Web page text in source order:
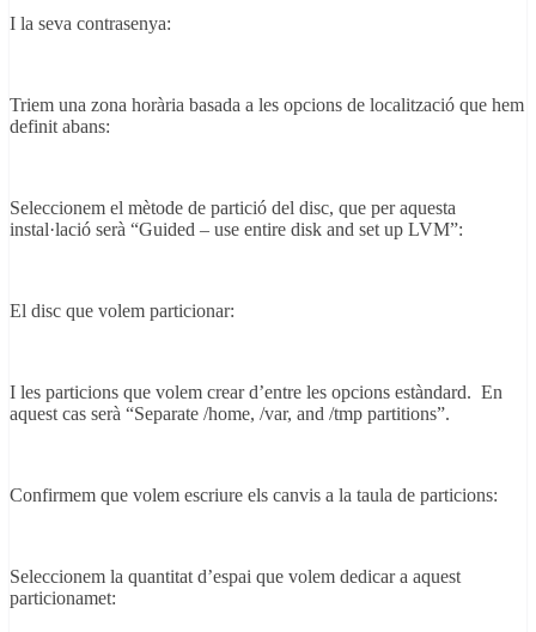
I la seva contrasenya:
Triem una zona horària basada a les opcions de localització que hem
definit abans:
Seleccionem el mètode de partició del disc, que per aquesta
instal·lació serà “Guided – use entire disk and set up LVM”:
El disc que volem particionar:
I les particions que volem crear d’entre les opcions estàndard. En
aquest cas serà “Separate /home, /var, and /tmp partitions”.
Confirmem que volem escriure els canvis a la taula de particions:
Seleccionem la quantitat d’espai que volem dedicar a aquest
particionamet: